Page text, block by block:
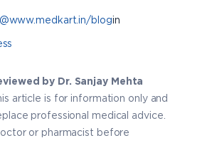
blogin
by Dr. Sanjay Mehta
article is for information only and
professional medical advice.
or pharmacist before